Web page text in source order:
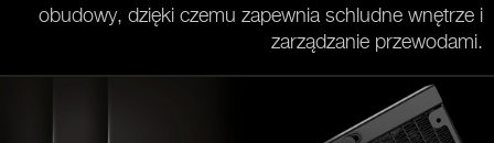
obudowy, dzięki czemu zapewnia schludne wnętrze i
zarządzanie przewodami.